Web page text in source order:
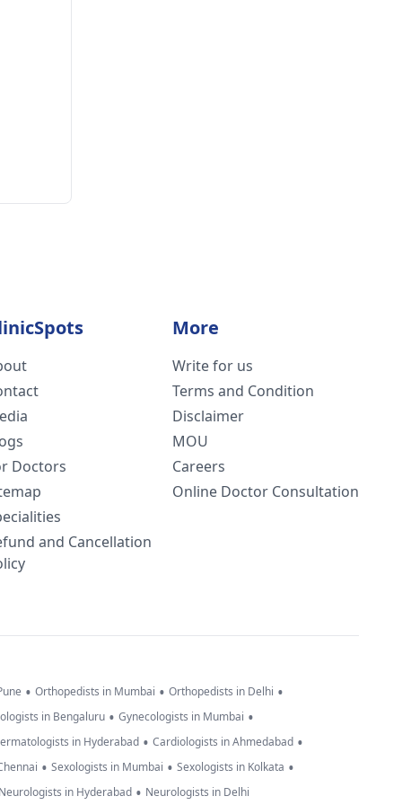
Doctors
and Cancellation
More
Write for us
Terms and Condition
Disclaimer
MOU
Careers
Online Doctor Consultation
• Orthopedists in Mumbai • Orthopedists in Delhi •
in Bengaluru • Gynecologists in Mumbai •
in Hyderabad • Cardiologists in Ahmedabad •
• Sexologists in Mumbai • Sexologists in Kolkata •
in Hyderabad • Neurologists in Delhi